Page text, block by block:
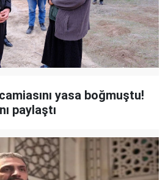
yasa boğmuştu!
paylaştı